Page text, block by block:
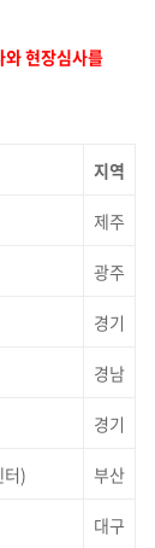
와 현장심사를
지역
제주
광주
경기
경남
경기
터) 부산
대구